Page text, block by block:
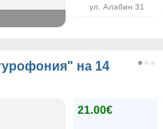
ул. Алабин 31
на 14
21.00€